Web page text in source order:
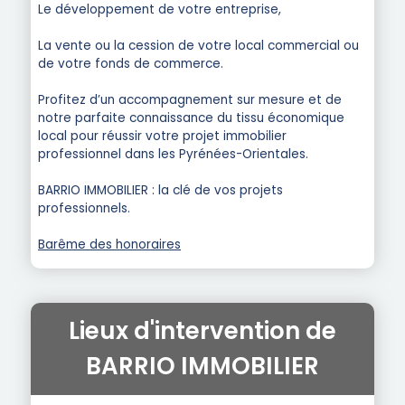
Le développement de votre entreprise,
La vente ou la cession de votre local commercial ou
de votre fonds de commerce.
Profitez d’un accompagnement sur mesure et de
notre parfaite connaissance du tissu économique
local pour réussir votre projet immobilier
professionnel dans les Pyrénées-Orientales.
BARRIO IMMOBILIER : la clé de vos projets
professionnels.
Barême des honoraires
Lieux d'intervention de
BARRIO IMMOBILIER